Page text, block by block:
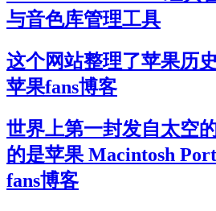
与音色库管理工具
这个网站整理了苹果历
苹果fans博客
世界上第一封发自太空
的是苹果 Macintosh
fans博客